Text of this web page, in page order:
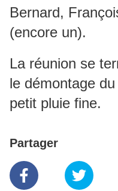
Bernard,
(encore un).
La réunion se
le démontage
petit pluie fine.
Partager